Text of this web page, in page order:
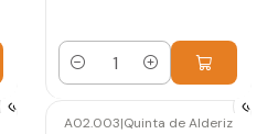
Quantidade
A02.003|Quinta de Alderiz